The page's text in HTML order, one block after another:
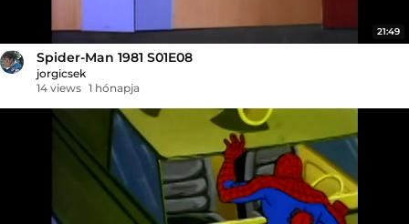
21:49
Spider-Man 1981 S01E08
jorgicsek
14 views 1 hónapja